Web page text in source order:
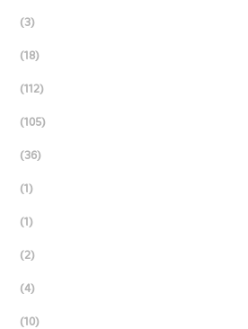
(3)
(18)
(112)
(105)
(36)
(1)
(1)
(2)
(4)
(10)